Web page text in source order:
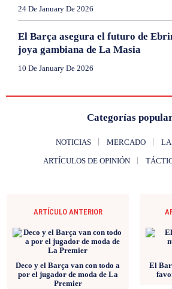
24 De January De 2026
El Barça asegura el futuro de
joya gambiana de La Masia
10 De January De 2026
Categorías
NOTICIAS MERCADO
ARTÍCULOS DE OPINIÓN
ARTÍCULO ANTERIOR
Deco y el Barça van con todo a
por el jugador de moda de La
Premier
El